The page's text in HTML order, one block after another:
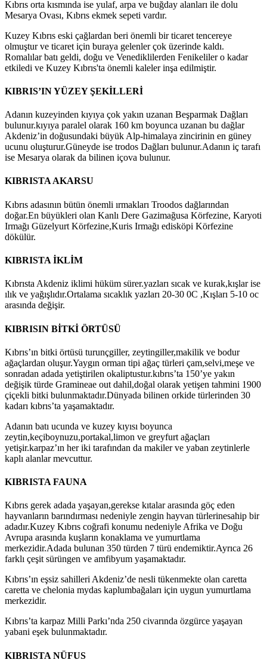
Kıbrıs orta kısmında ise yulaf, arpa ve buğday alanları ile dolu
Mesarya Ovası, Kıbrıs ekmek sepeti vardır.
Kuzey Kıbrıs eski çağlardan beri önemli bir ticaret tencereye
olmuştur ve ticaret için buraya gelenler çok üzerinde kaldı.
Romalılar batı geldi, doğu ve Venediklilerden Fenikeliler o kadar
etkiledi ve Kuzey Kıbrıs'ta önemli kaleler inşa edilmiştir.
KIBRIS’IN YÜZEY ŞEKİLLERİ
Adanın kuzeyinden kıyıya çok yakın uzanan Beşparmak Dağları
bulunur.kıyıya paralel olarak 160 km boyunca uzanan bu dağlar
Akdeniz’in doğusundaki büyük Alp-himalaya zincirinin en güney
ucunu oluşturur.Güneyde ise trodos Dağları bulunur.Adanın iç tarafı
ise Mesarya olarak da bilinen içova bulunur.
KIBRISTA AKARSU
Kıbrıs adasının bütün önemli ırmakları Troodos dağlarından
doğar.En büyükleri olan Kanlı Dere Gazimağusa Körfezine, Karyoti
Irmağı Güzelyurt Körfezine,Kuris Irmağı edisköpi Körfezine
dökülür.
KIBRISTA İKLİM
Kıbrısta Akdeniz iklimi hüküm sürer.yazları sıcak ve kurak,kışlar ise
ılık ve yağışlıdır.Ortalama sıcaklık yazları 20-30 0C ,Kışları 5-10 oc
arasında değişir.
KIBRISIN BİTKİ ÖRTÜSÜ
Kıbrıs’ın bitki örtüsü turunçgiller, zeytingiller,makilik ve bodur
ağaçlardan oluşur.Yaygın orman tipi ağaç türleri çam,selvi,meşe ve
sonradan adada yetiştirilen okaliptustur.kıbrıs’ta 150’ye yakın
değişik türde Gramineae out dahil,doğal olarak yetişen tahmini 1900
çiçekli bitki bulunmaktadır.Dünyada bilinen orkide türlerinden 30
kadarı kıbrıs’ta yaşamaktadır.
Adanın batı ucunda ve kuzey kıyısı boyunca
zeytin,keçiboynuzu,portakal,limon ve greyfurt ağaçları
yetişir.karpaz’ın her iki tarafından da makiler ve yaban zeytinlerle
kaplı alanlar mevcuttur.
KIBRISTA FAUNA
Kıbrıs gerek adada yaşayan,gerekse kıtalar arasında göç eden
hayvanların barındırması nedeniyle zengin hayvan türlerinesahip bir
adadır.Kuzey Kıbrıs coğrafi konumu nedeniyle Afrika ve Doğu
Avrupa arasında kuşların konaklama ve yumurtlama
merkezidir.Adada bulunan 350 türden 7 türü endemiktir.Ayrıca 26
farklı çeşit sürüngen ve amfibyum yaşamaktadır.
Kıbrıs’ın eşsiz sahilleri Akdeniz’de nesli tükenmekte olan caretta
caretta ve chelonia mydas kaplumbağaları için uygun yumurtlama
merkezidir.
Kıbrıs’ta karpaz Milli Parkı’nda 250 civarında özgürce yaşayan
yabani eşek bulunmaktadır.
KIBRISTA NÜFUS